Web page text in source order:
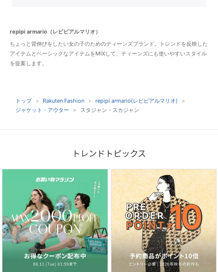
repipi armario（レピピアルマリオ）
ちょっと背伸びをしたい女の子のためのティーンズブランド。トレンドを反映した
アイテムとベーシックなアイテムをMIXして、ティーンズにも使いやすいスタイル
を提案します。
トップ Rakuten Fashion
repipi armario(レピピアルマリオ)
ジャケット・アウター
スタジャン・スカジャン
トレンドトピックス